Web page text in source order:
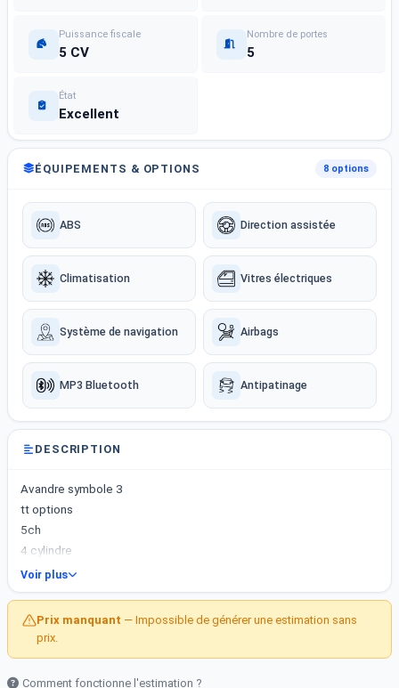
Puissance fiscale
5 CV
Nombre de portes
5
État
Excellent
ÉQUIPEMENTS & OPTIONS 8 options
ABS Direction assistée
Climatisation Vitres électriques
Système de navigation Airbags
MP3 Bluetooth Antipatinage
DESCRIPTION
Avandre symbole 3
tt options
5ch
4 cylindre
Année 2018
158 km
Disponible gafsa
98910642
Voir plus
Prix manquant — Impossible de générer une estimation sans
prix.
Comment fonctionne l'estimation ?